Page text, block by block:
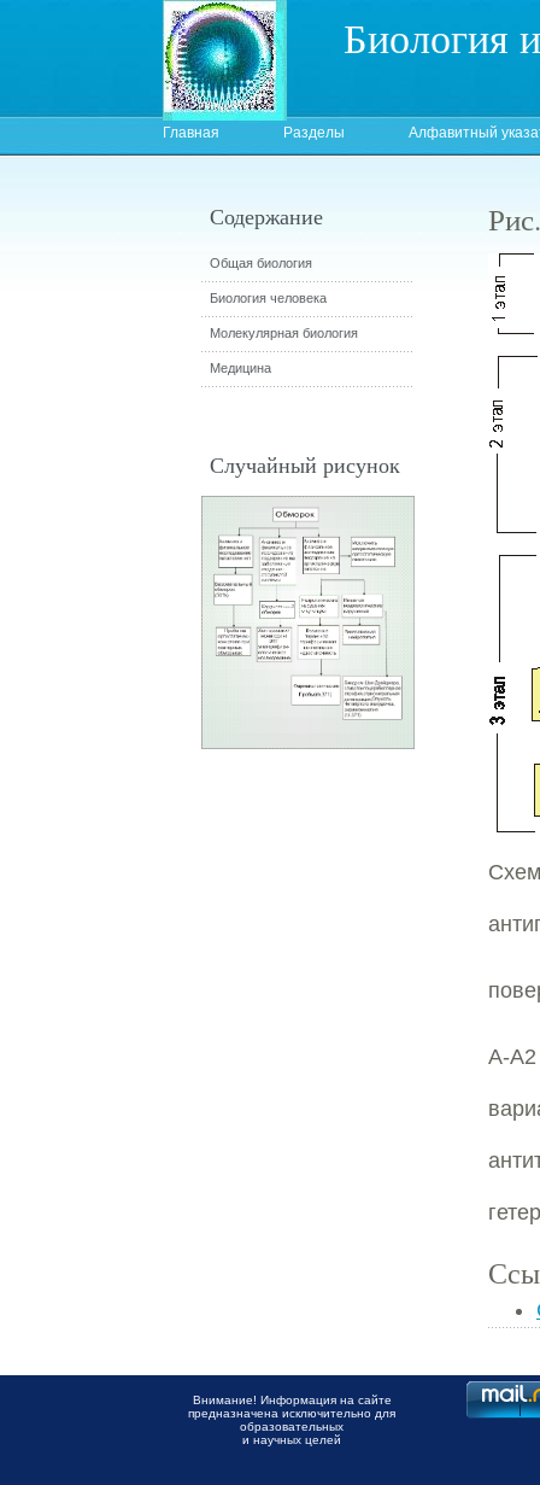
Биология
Главная Разделы Алфавитный
А-А2
Содержание
Общая биология
Биология человека
Молекулярная биология
Медицина
Случайный рисунок
Внимание! Информация на сайте
предназначена исключительно для
образовательных
и научных целей